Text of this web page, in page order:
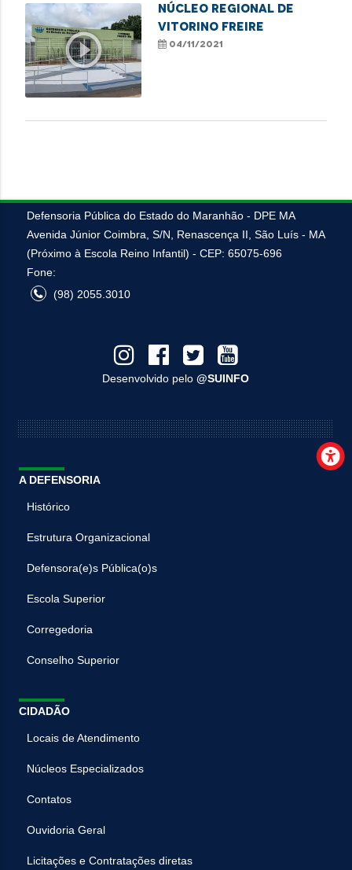
play_circle_outline
NÚCLEO REGIONAL DE
VITORINO FREIRE
04/11/2021
Defensoria Pública do Estado do Maranhão - DPE MA
Avenida Júnior Coimbra, S/N, Renascença II, São Luís - MA
(Próximo à Escola Reino Infantil) - CEP: 65075-696
Fone:
(98) 2055.3010
Desenvolvido pelo@SUINFO
A DEFENSORIA
Histórico
Estrutura Organizacional
Defensora(e)s Pública(o)s
Escola Superior
Corregedoria
Conselho Superior
CIDADÃO
Locais de Atendimento
Núcleos Especializados
Contatos
Ouvidoria Geral
Licitações e Contratações diretas